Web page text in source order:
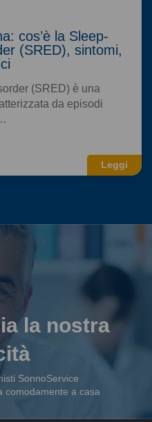
Leggi
cos’è la Sleep-
(SRED), sintomi,
(SRED) è una
da episodi
la nostra
SonnoService
comodamente a casa